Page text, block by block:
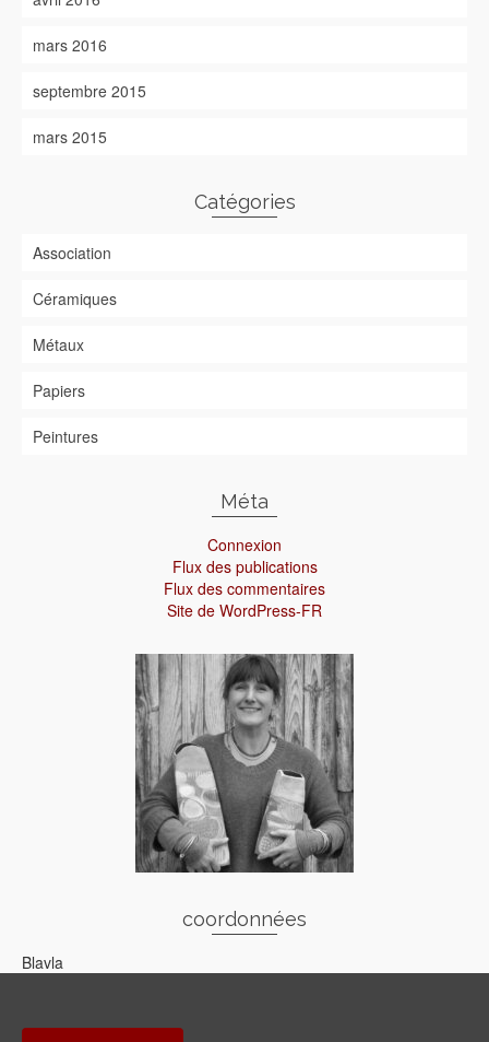
mars 2016
septembre 2015
mars 2015
Catégories
Association
Céramiques
Métaux
Papiers
Peintures
Méta
Connexion
Flux des publications
Flux des commentaires
Site de WordPress-FR
coordonnées
Blavla